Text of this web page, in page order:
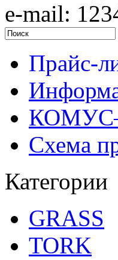
e-mail:
Прайс-
Схема
Категории
GRASS
TORK